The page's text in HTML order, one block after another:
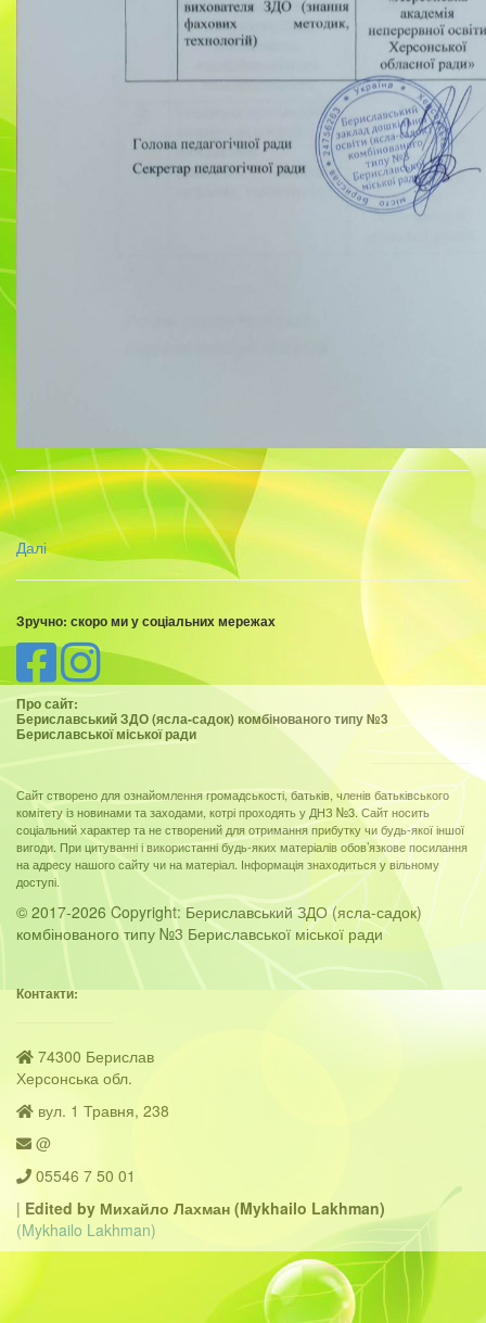
Далі
Зручно: скоро ми у соціальних мережах
Про сайт:
Бериславський ЗДО (ясла-садок) комбінованого типу №3
Бериславської міської ради
Сайт створено для ознайомлення громадськості, батьків, членів батьківського
комітету із новинами та заходами, котрі проходять у ДНЗ №3. Сайт носить
соціальний характер та не створений для отримання прибутку чи будь-якої іншої
вигоди. При цитуванні і використанні будь-яких матеріалів обов’язкове посилання
на адресу нашого сайту чи на матеріал. Інформація знаходиться у вільному
доступі.
© 2017-2026 Copyright: Бериславський ЗДО (ясла-садок)
комбінованого типу №3 Бериславської міської ради
Контакти:
74300 Берислав
Херсонська обл.
вул. 1 Травня, 238
@
05546 7 50 01
| Edited by Михайло Лахман (Mykhailo Lakhman)
(Mykhailo Lakhman)